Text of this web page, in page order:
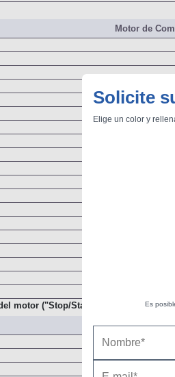
Solicite
Elige un color y
Es
Motor de